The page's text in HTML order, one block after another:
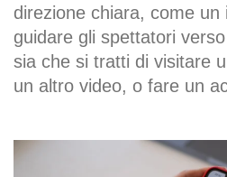
direzione chiara, come un
guidare gli spettatori
sia che si tratti di visitare
un altro video, o fare un